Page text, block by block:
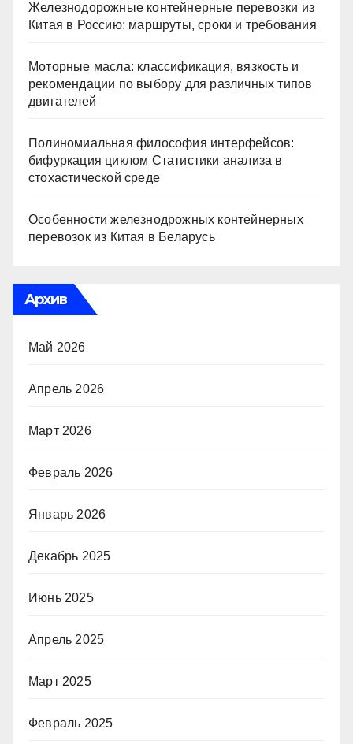
Железнодорожные контейнерные перевозки из
Китая в Россию: маршруты, сроки и требования
Моторные масла: классификация, вязкость и
рекомендации по выбору для различных типов
двигателей
Полиномиальная философия интерфейсов:
бифуркация циклом Статистики анализа в
стохастической среде
Особенности железнодрожных контейнерных
перевозок из Китая в Беларусь
Архив
Май 2026
Апрель 2026
Март 2026
Февраль 2026
Январь 2026
Декабрь 2025
Июнь 2025
Апрель 2025
Март 2025
Февраль 2025